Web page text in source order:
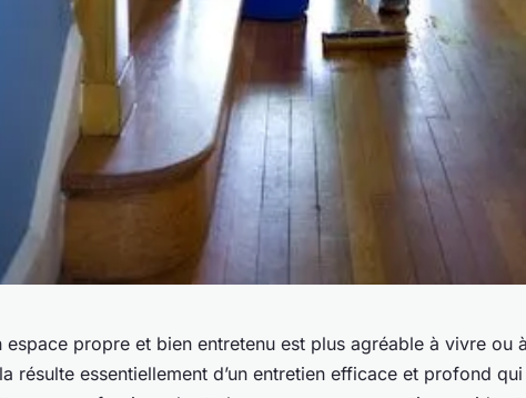
espace propre et bien entretenu est plus agréable à vivre ou
résulte essentiellement d’un entretien efficace et profond